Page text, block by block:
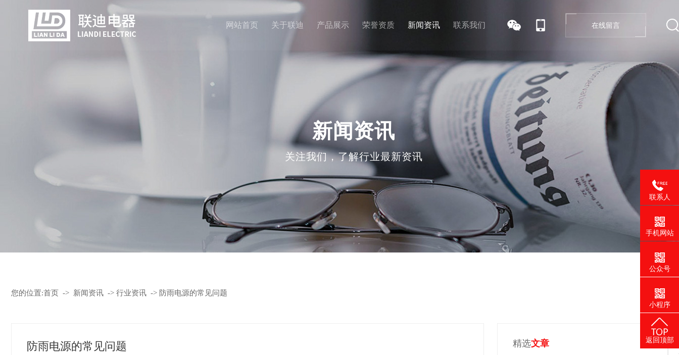
网站首页 关于联迪 产品展示 荣誉资质 新闻资讯 联系我们 在线留言
新闻资讯
关注我们，了解行业最新资讯
您的位置:首页 -> 新闻资讯 -> 行业资讯 -> ​防雨电源的常见问题
​防雨电源的常见问题 精选文章
联系人
手机网站
公众号
小程序
返回顶部